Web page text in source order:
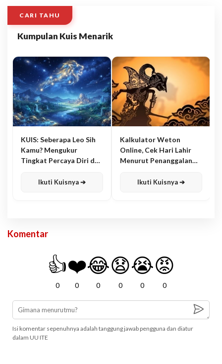
CARI TAHU
Kumpulan Kuis Menarik
KUIS: Seberapa Leo Sih
Kamu? Mengukur
Tingkat Percaya Diri dan
Ikuti Kuisnya ➔
Kalkulator Weton
Online, Cek Hari Lahir
Menurut Penanggalan
Ikuti Kuisnya ➔
Komentar
👍
0
❤️
0
😂
0
😧
0
😭
0
😡
0
Isi komentar sepenuhnya adalah tanggung jawab pengguna dan diatur
dalam UU ITE